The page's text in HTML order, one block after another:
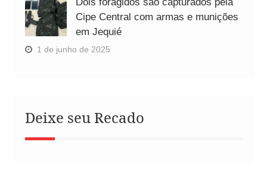
Cipe Central com armas e munições
em Jequié
1 de junho de 2025
Deixe seu Recado